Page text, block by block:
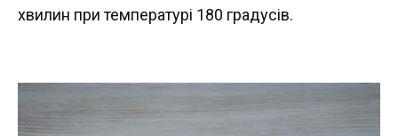
хвилин при температурі 180 градусів.